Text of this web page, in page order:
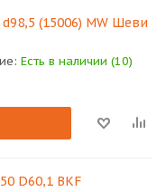
(15006) MW Шеви
Есть в наличии (10)
D60,1 BKF